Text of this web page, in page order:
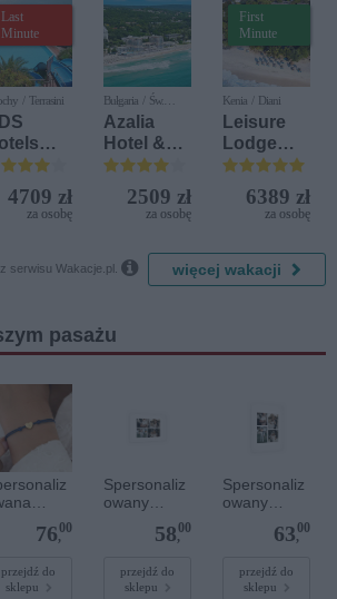
Last
Minute
/ Terrasini
Citta
Mare)
4709 zł
za osobę
Bułgaria / Św.
Konstantyn i Elena
Azalia
Hotel &
Spa
2509 zł
za osobę
First
Minute
Kenia / Diani
Leisure
Lodge
Beach &
Golf
Resort by
Diamonds
6389 zł
za osobę
serwisu Wakacje.pl.  więcej wakacji
pasażu
-
serce
76,
00
przejdź do
sklepu
Spersonaliz
owany
plakat - 30 x
58,
00
przejdź do
sklepu
Spersonaliz
owany
plakat - 30 x
63,
00
przejdź do
sklepu